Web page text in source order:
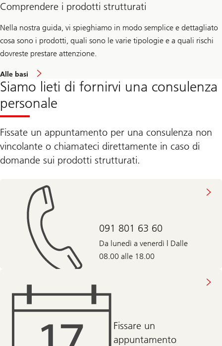
Comprendere i prodotti strutturati
Nella nostra guida, vi spieghiamo in modo semplice e dettagliato
cosa sono i prodotti, quali sono le varie tipologie e a quali rischi
dovreste prestare attenzione.
Alle basi
Siamo lieti di fornirvi una consulenza
personale
Fissate un appuntamento per una consulenza non
vincolante o chiamateci direttamente in caso di
domande sui prodotti strutturati.
091 801 63 60
Da lunedì a venerdì | Dalle
08.00 alle 18.00
Fissare un
appuntamento